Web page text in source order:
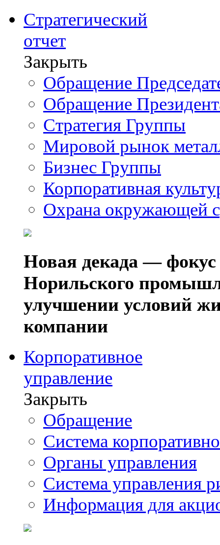
Стратегический
отчет
Закрыть
Обращение
Обращение
Стратегия Группы
Мировой рынок
Бизнес Группы
Корпоративная
Охрана окружающей
Новая декада — фокус
Норильского
улучшении условий
компании
Корпоративное
управление
Закрыть
Обращение
Система
Органы управления
Система управления
Информация для